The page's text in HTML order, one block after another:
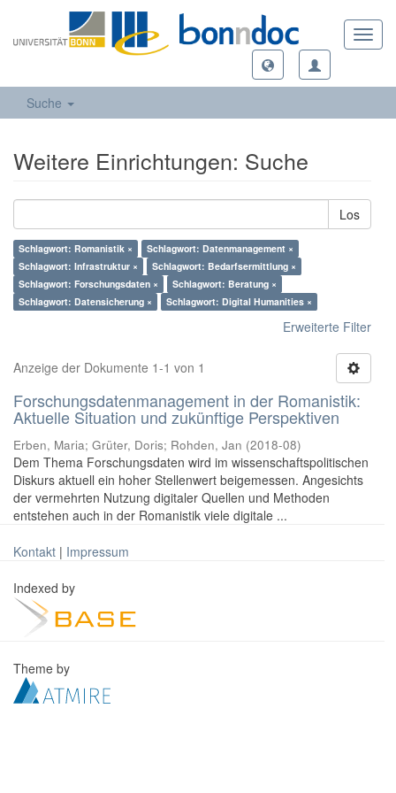
Suche
Weitere Einrichtungen: Suche
Los
Schlagwort: Romanistik ×
Schlagwort: Datenmanagement ×
Schlagwort: Infrastruktur ×
Schlagwort: Bedarfsermittlung ×
Schlagwort: Forschungsdaten ×
Schlagwort: Beratung ×
Schlagwort: Datensicherung ×
Schlagwort: Digital Humanities ×
Erweiterte Filter
Anzeige der Dokumente 1-1 von 1
Forschungsdatenmanagement in der Romanistik:
Aktuelle Situation und zukünftige Perspektiven
Erben, Maria; Grüter, Doris; Rohden, Jan (2018-08)
Dem Thema Forschungsdaten wird im wissenschaftspolitischen
Diskurs aktuell ein hoher Stellenwert beigemessen. Angesichts
der vermehrten Nutzung digitaler Quellen und Methoden
entstehen auch in der Romanistik viele digitale ...
Kontakt | Impressum
Indexed by
Theme by